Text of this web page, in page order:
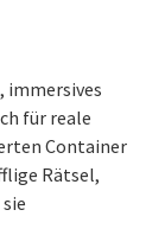
immersives
für reale
Container
Rätsel,